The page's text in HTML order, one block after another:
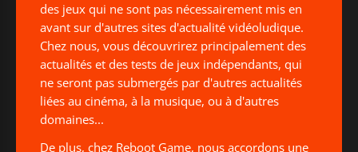
des jeux qui ne sont pas nécessairement mis en
avant sur d'autres sites d'actualité vidéoludique.
Chez nous, vous découvrirez principalement des
actualités et des tests de jeux indépendants, qui
ne seront pas submergés par d'autres actualités
liées au cinéma, à la musique, ou à d'autres
domaines...
De plus, chez Reboot Game, nous accordons une